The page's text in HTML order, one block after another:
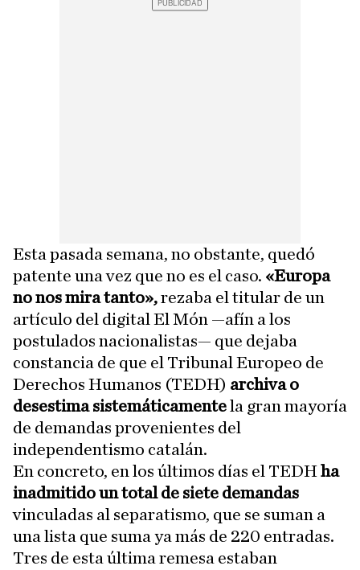
Esta pasada semana, no obstante, quedó
patente una vez que no es el caso. «Europa
no nos mira tanto»,rezaba el titular de un
artículo del digital El Món —afín a los
postulados nacionalistas— que dejaba
constancia de que el Tribunal Europeo de
Derechos Humanos (TEDH) archiva o
desestima sistemáticamentela gran mayoría
de demandas provenientes del
independentismo catalán.
En concreto, en los últimos días el TEDHha
inadmitido un total de siete demandas
vinculadas al separatismo, que se suman a
una lista que suma ya más de 220 entradas.
Tres de esta última remesa estaban